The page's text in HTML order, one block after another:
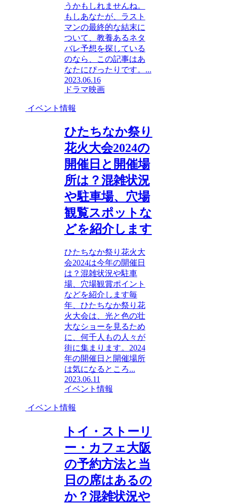
うかもしれませんね。
もしあなたが、ラスト
マンの最終的な結末に
ついて、教養あるネタ
バレ予想を探している
のなら、この記事はあ
なたにぴったりです。...
2023.06.16
ドラマ映画
イベント情報
ひたちなか祭り
花火大会2024の
開催日と開催場
所は？混雑状況
や駐車場、穴場
観覧スポットな
どを紹介します
ひたちなか祭り花火大
会2024は今年の開催日
は？混雑状況や駐車
場、穴場観賞ポイント
などを紹介します毎
年、ひたちなか祭り花
火大会は、光と色の壮
大なショーを見るため
に、何千人もの人々が
街に集まります。2024
年の開催日と開催場所
は気になるところ...
2023.06.11
イベント情報
イベント情報
トイ・ストーリ
ー・カフェ大阪
の予約方法と当
日の席はあるの
か？混雑状況や